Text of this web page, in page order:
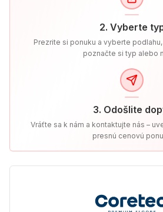
2. Vyberte
Prezrite si ponuku a vyberte
poznačte si typ alebo
3. Odošlite
Vráťte sa k nám a kontaktujte nás –
presnú cenovú